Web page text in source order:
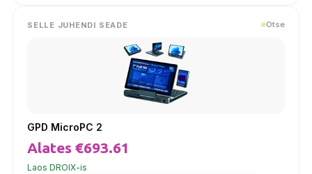
SELLE JUHENDI SEADE Otse
GPD MicroPC 2
Alates €693.61
Laos DROIX-is